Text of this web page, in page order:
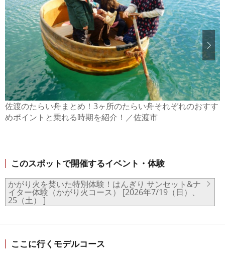
佐渡のたらい舟まとめ！3ヶ所のたらい舟それぞれのおすす
めポイントと乗れる時期を紹介！／佐渡市
このスポットで開催するイベント・体験
かがり火を焚いた特別体験！はんぎり サンセット&ナ
イター体験（かがり火コース） [2026年7/19（日）、
25（土） ]
ここに行くモデルコース